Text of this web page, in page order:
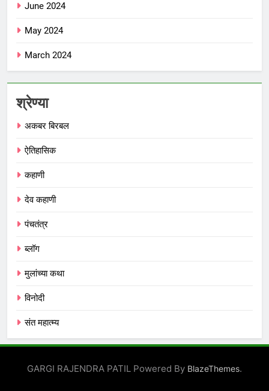
June 2024
May 2024
March 2024
श्रेण्या
अकबर बिरबल
ऐतिहासिक
कहाणी
देव कहाणी
पंचतंत्र
ब्लॉग
मुलांच्या कथा
विनोदी
संत महात्म्य
GARGI RAJENDRA PATIL Powered By BlazeThemes.